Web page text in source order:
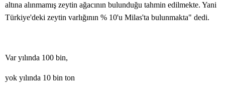
altına alınmamış zeytin ağacının bulunduğu tahmin edilmekte. Yani
Türkiye'deki zeytin varlığının % 10'u Milas'ta bulunmakta" dedi.
Var yılında 100 bin,
yok yılında 10 bin ton